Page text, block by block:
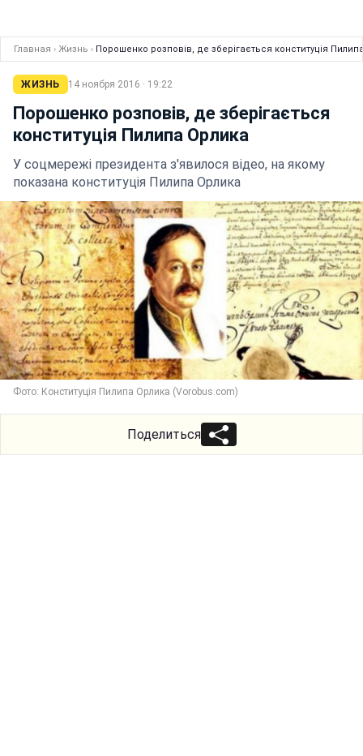
Главная › Жизнь › Порошенко розповів, де зберігається конституція
ЖИЗНЬ 14 ноября 2016 · 19:22
Порошенко розповів, де зберігається
конституція Пилипа Орлика
У соцмережі президента з'явилося відео, на якому
показана конституція Пилипа Орлика
Фото: Конституція Пилипа Орлика (Vorobus.com)
Поделиться